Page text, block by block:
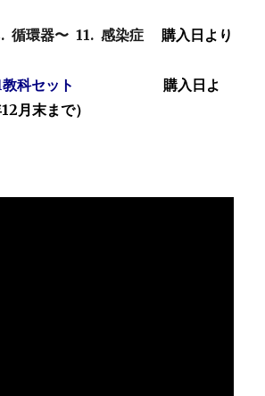
循環器〜 11. 感染症購入日より
11教科セット購入日よ
月末まで）